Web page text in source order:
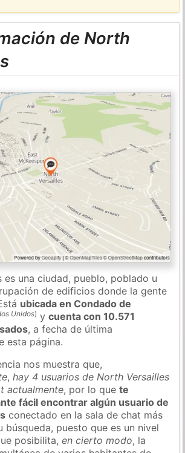
de North
es una ciudad, pueblo, poblado u
de edificios donde la gente
ubicada en Condado de
Unidos) ycuenta con 10.571
, a fecha de última
esta página.
nos muestra que,
,hay 4 usuarios de North Versailles
actualmente, por lo quete
fácil encontrar algún usuario de
conectado en la sala de chat más
búsqueda, puesto que es un nivel
posibilita,en cierto modo, la